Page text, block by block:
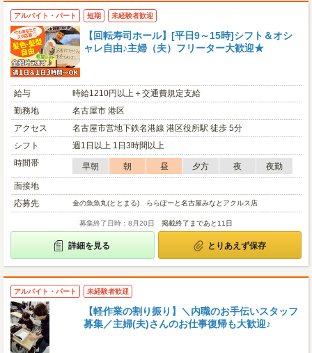
アルバイト・パート 短期 未経験者歓迎
【回転寿司ホール】[平日9～15時]シフト＆オシ
ャレ自由♪主婦（夫）フリーター大歓迎★
給与
時給1210円以上＋交通費規定支給
勤務地
名古屋市 港区
アクセス
名古屋市営地下鉄名港線 港区役所駅 徒歩 5分
シフト
週1日以上 1日3時間以上
時間帯
早朝 朝 昼 夕方 夜
夜勤
面接地
応募先
金の魚魚丸(ととまる) ららぽーと名古屋みなとアクルス店
募集終了日時：8月20日 掲載終了まであと11日
詳細を見る とりあえず保存
アルバイト・パート 未経験者歓迎
【軽作業の割り振り】＼内職のお手伝いスタッフ
募集／主婦(夫)さんのお仕事復帰も大歓迎♪